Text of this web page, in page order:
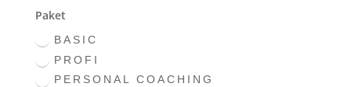
Paket
BASIC
PROFI
PERSONAL COACHING